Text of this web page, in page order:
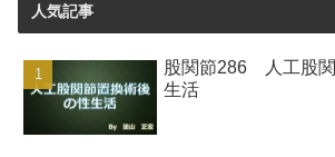
人気記事
股関節286 人工股
生活